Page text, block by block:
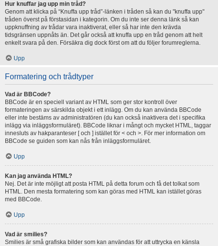
Hur knuffar jag upp min tråd?
Genom att klicka på “Knuffa upp tråd”-länken i tråden så kan du "knuffa upp"
tråden överst på förstasidan i kategorin. Om du inte ser denna länk så kan
uppknuffning av trådar vara inaktiverat, eller så har inte den krävda
tidsgränsen uppnåts än. Det går också att knuffa upp en tråd genom att helt
enkelt svara på den. Försäkra dig dock först om att du följer forumreglerna.
Upp
Formatering och trådtyper
Vad är BBCode?
BBCode är en speciell variant av HTML som ger stor kontroll över
formateringen av särskilda objekt i ett inlägg. Om du kan använda BBCode
eller inte bestäms av administratören (du kan också inaktivera det i specifika
inlägg via inläggsformuläret). BBCode liknar i mångt och mycket HTML, taggar
innesluts av hakparanteser [ och ] istället för < och >. För mer information om
BBCode se guiden som kan nås från inläggsformuläret.
Upp
Kan jag använda HTML?
Nej. Det är inte möjligt att posta HTML på detta forum och få det tolkat som
HTML. Den mesta formatering som kan göras med HTML kan istället göras
med BBCode.
Upp
Vad är smilies?
Smilies är små grafiska bilder som kan användas för att uttrycka en känsla